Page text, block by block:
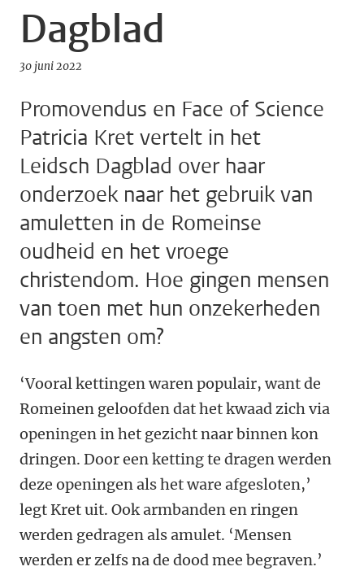
Dagblad
30 juni 2022
Promovendus en Face of Science
Patricia Kret vertelt in het
Leidsch Dagblad over haar
onderzoek naar het gebruik van
amuletten in de Romeinse
oudheid en het vroege
christendom. Hoe gingen mensen
van toen met hun onzekerheden
en angsten om?
‘Vooral kettingen waren populair, want de
Romeinen geloofden dat het kwaad zich via
openingen in het gezicht naar binnen kon
dringen. Door een ketting te dragen werden
deze openingen als het ware afgesloten,’
legt Kret uit. Ook armbanden en ringen
werden gedragen als amulet. ‘Mensen
werden er zelfs na de dood mee begraven.’